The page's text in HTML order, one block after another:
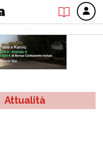
Attualità